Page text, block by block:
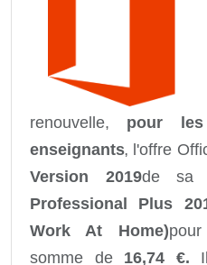
renouvelle, pour les
enseignants, l'offre
Version 2019de sa
Professional Plus
Work At Home)
somme de 16,74 €.